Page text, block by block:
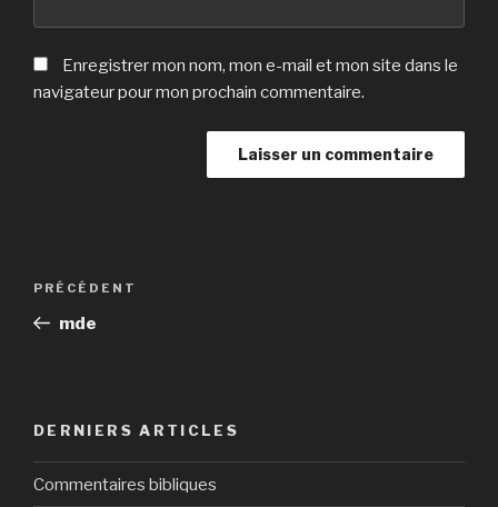
Enregistrer mon nom, mon e-mail et mon site dans le
navigateur pour mon prochain commentaire.
Navigation
l’article
Article
précédent
PRÉCÉDENT
mde
DERNIERS ARTICLES
Commentaires bibliques